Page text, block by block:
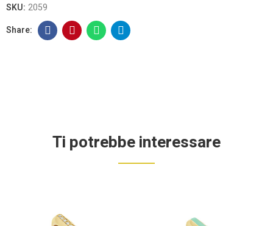
SKU: 2059
Ti potrebbe interessare